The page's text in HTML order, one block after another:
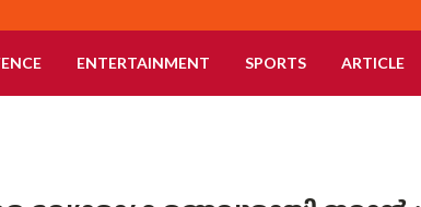
ENTERTAINMENT SPORTS ARTICLE